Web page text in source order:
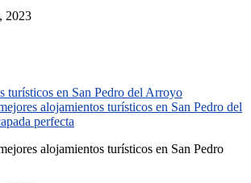
2023
alojamientos turísticos en San Pedro del
perfecta
alojamientos turísticos en San Pedro